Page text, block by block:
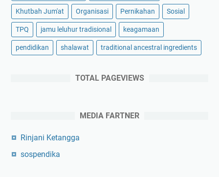
Khutbah Jum'at Organisasi Pernikahan Sosial
TPQ jamu leluhur tradisional keagamaan
pendidikan shalawat traditional ancestral ingredients
TOTAL PAGEVIEWS
MEDIA FARTNER
Rinjani Ketangga
sospendika